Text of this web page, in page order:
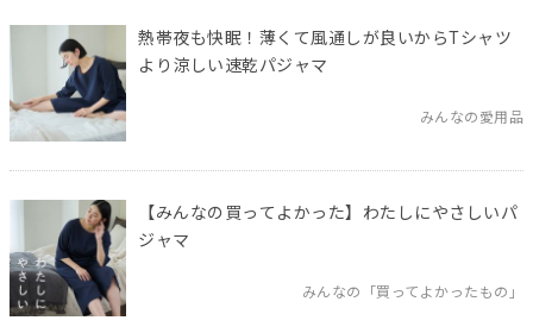
熱帯夜も快眠！薄くて風通しが良いからTシャツ
より涼しい速乾パジャマ
みんなの愛用品
【みんなの買ってよかった】わたしにやさしいパ
ジャマ
みんなの「買ってよかったもの」